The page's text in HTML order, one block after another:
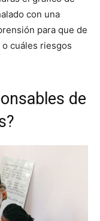
con una
para que de
cuáles riesgos
de